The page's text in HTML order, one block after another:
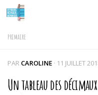
Skip to content
PRIMAIRE
PAR CAROLINE · 11 JUILLET
Un tableau des